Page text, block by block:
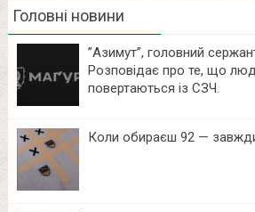
Головні новини
⁨”Азимут”, головний
Розповідає про те, що
повертаються із СЗЧ.
Коли обираєш 92 —